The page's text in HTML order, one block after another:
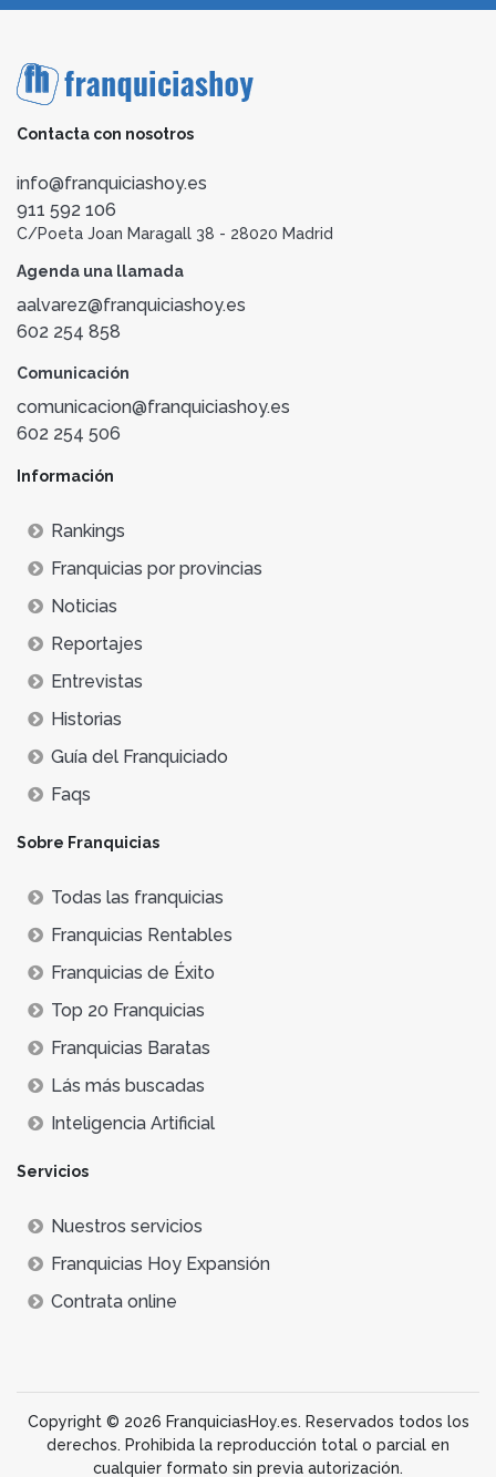
Contacta con nosotros
info@franquiciashoy.es
911 592 106
C/Poeta Joan Maragall 38 - 28020 Madrid
Agenda una llamada
aalvarez@franquiciashoy.es
602 254 858
Comunicación
comunicacion@franquiciashoy.es
602 254 506
Información
Rankings
Franquicias por provincias
Noticias
Reportajes
Entrevistas
Historias
Guía del Franquiciado
Faqs
Sobre Franquicias
Todas las franquicias
Franquicias Rentables
Franquicias de Éxito
Top 20 Franquicias
Franquicias Baratas
Lás más buscadas
Inteligencia Artificial
Servicios
Nuestros servicios
Franquicias Hoy Expansión
Contrata online
Copyright © 2026 FranquiciasHoy.es. Reservados todos los
derechos. Prohibida la reproducción total o parcial en
cualquier formato sin previa autorización.